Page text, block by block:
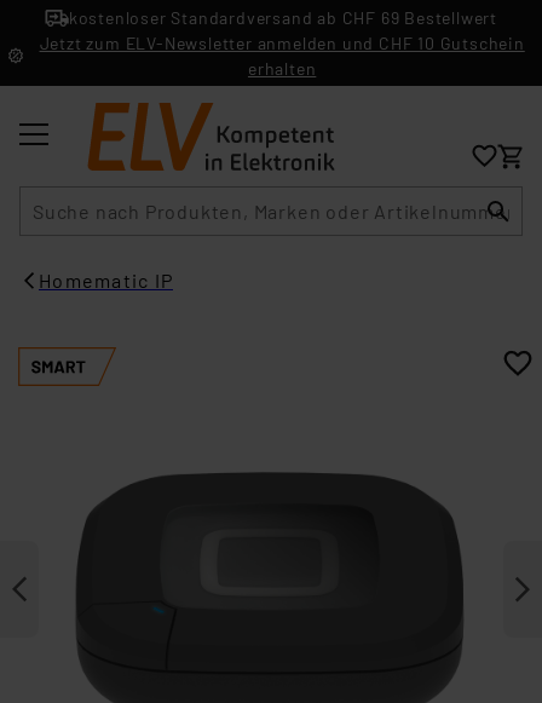
kostenloser Standardversand ab CHF 69 Bestellwert
Jetzt zum ELV-Newsletter anmelden und CHF 10 Gutschein
erhalten
Homematic IP